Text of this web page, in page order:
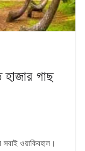
গাছ
সবাই ওয়াকিবহাল।